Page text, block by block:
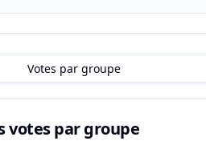
Votes par groupe
votes par groupe